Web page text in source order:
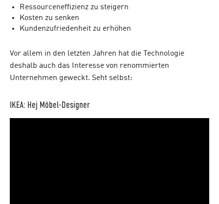
Ressourceneffizienz zu steigern
Kosten zu senken
Kundenzufriedenheit zu erhöhen
Vor allem in den letzten Jahren hat die Technologie
deshalb auch das Interesse von renommierten
Unternehmen geweckt. Seht selbst:
IKEA: Hej Möbel-Designer